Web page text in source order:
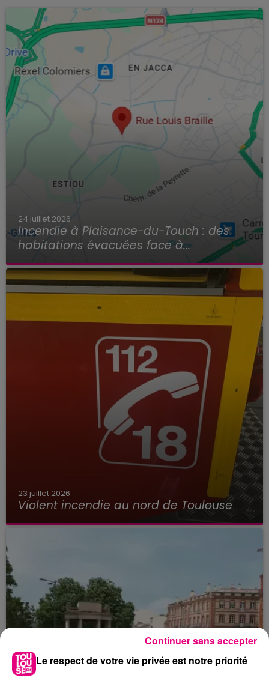
24 juillet 2026
Incendie à Plaisance-du-Touch : des
habitations évacuées face à...
23 juillet 2026
Violent incendie au nord de Toulouse
Le respect de votre vie privée est notre priorité
Continuer sans accepter